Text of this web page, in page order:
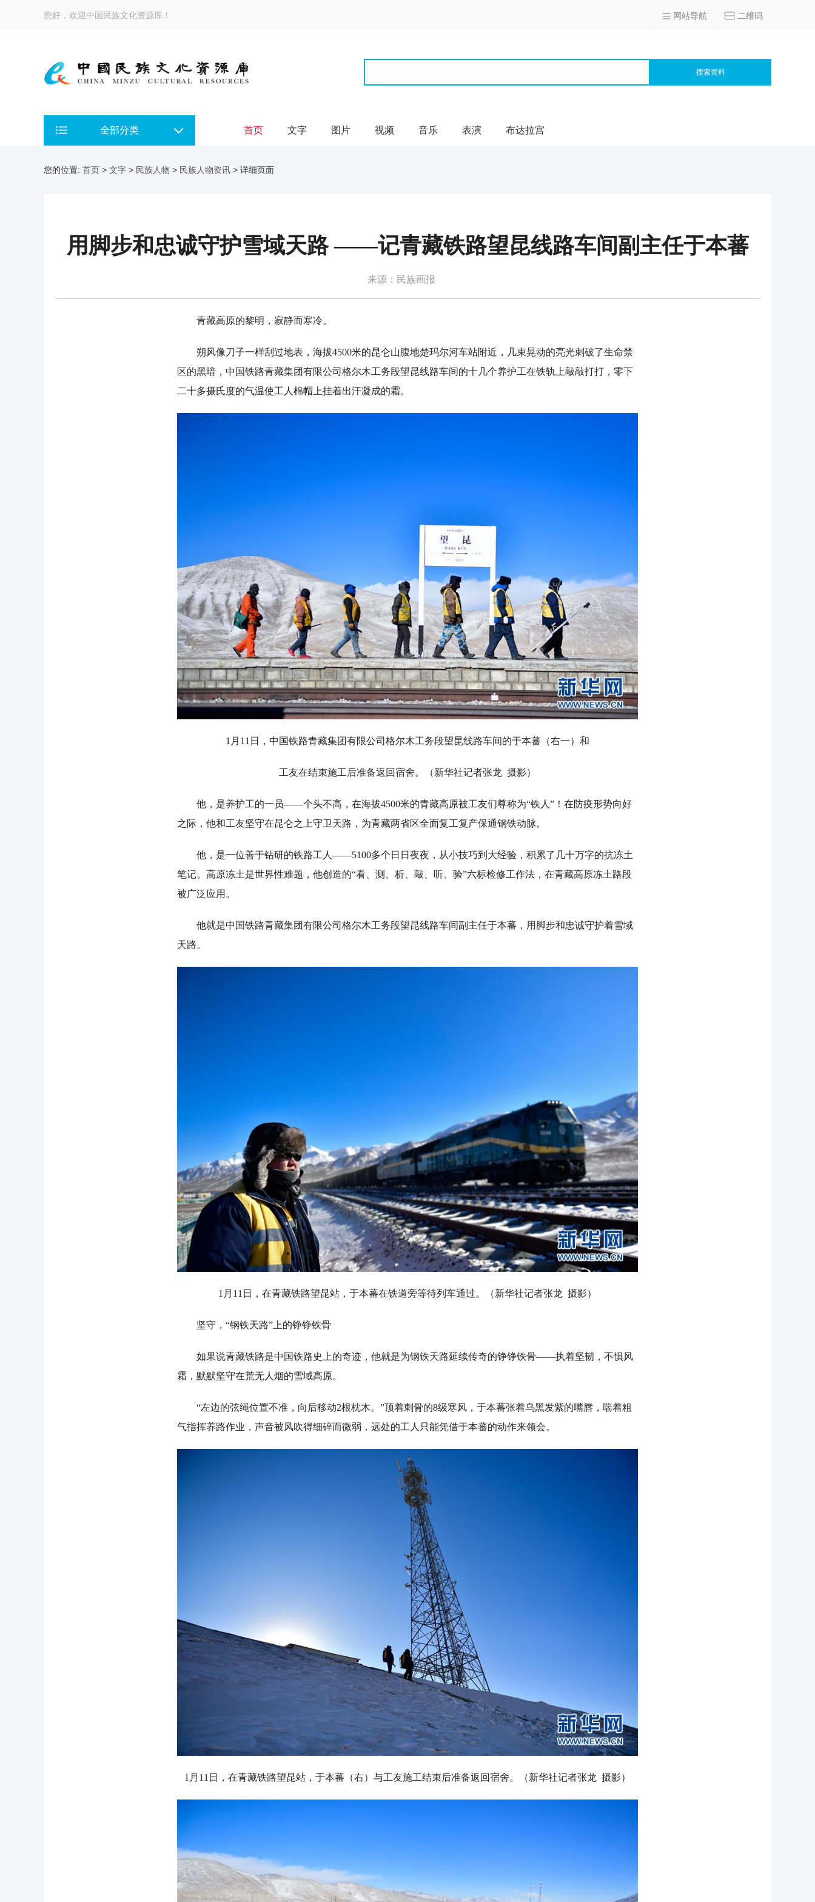
您好，欢迎中国民族文化资源库！ 网站导航 二维码
搜索资料
全部分类 首页 文字 图片 视频 音乐 表演 布达拉宫
您的位置: 首页 > 文字 > 民族人物 > 民族人物资讯 > 详细页面
用脚步和忠诚守护雪域天路 ——记青藏铁路望昆线路车间副主任于本蕃
来源：民族画报
青藏高原的黎明，寂静而寒冷。
朔风像刀子一样刮过地表，海拔4500米的昆仑山腹地楚玛尔河车站附近，几束晃动的亮光刺破了生命禁
区的黑暗，中国铁路青藏集团有限公司格尔木工务段望昆线路车间的十几个养护工在铁轨上敲敲打打，零下
二十多摄氏度的气温使工人棉帽上挂着出汗凝成的霜。
1月11日，中国铁路青藏集团有限公司格尔木工务段望昆线路车间的于本蕃（右一）和
工友在结束施工后准备返回宿舍。（新华社记者张龙 摄影）
他，是养护工的一员——个头不高，在海拔4500米的青藏高原被工友们尊称为“铁人”！在防疫形势向好
之际，他和工友坚守在昆仑之上守卫天路，为青藏两省区全面复工复产保通钢铁动脉。
他，是一位善于钻研的铁路工人——5100多个日日夜夜，从小技巧到大经验，积累了几十万字的抗冻土
笔记。高原冻土是世界性难题，他创造的“看、测、析、敲、听、验”六标检修工作法，在青藏高原冻土路段
被广泛应用。
他就是中国铁路青藏集团有限公司格尔木工务段望昆线路车间副主任于本蕃，用脚步和忠诚守护着雪域
天路。
1月11日，在青藏铁路望昆站，于本蕃在铁道旁等待列车通过。（新华社记者张龙 摄影）
坚守，“钢铁天路”上的铮铮铁骨
如果说青藏铁路是中国铁路史上的奇迹，他就是为钢铁天路延续传奇的铮铮铁骨——执着坚韧，不惧风
霜，默默坚守在荒无人烟的雪域高原。
“左边的弦绳位置不准，向后移动2根枕木。”顶着刺骨的8级寒风，于本蕃张着乌黑发紫的嘴唇，喘着粗
气指挥养路作业，声音被风吹得细碎而微弱，远处的工人只能凭借于本蕃的动作来领会。
1月11日，在青藏铁路望昆站，于本蕃（右）与工友施工结束后准备返回宿舍。（新华社记者张龙 摄影）